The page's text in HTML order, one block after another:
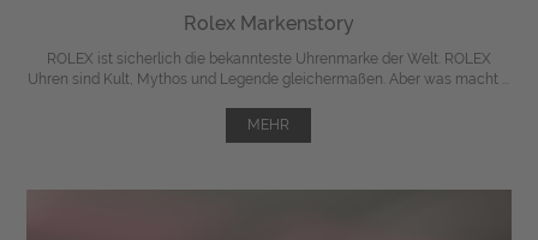
Rolex Markenstory
ROLEX ist sicherlich die bekannteste Uhrenmarke der Welt. ROLEX
Uhren sind Kult, Mythos und Legende gleichermaßen. Aber was macht ...
MEHR